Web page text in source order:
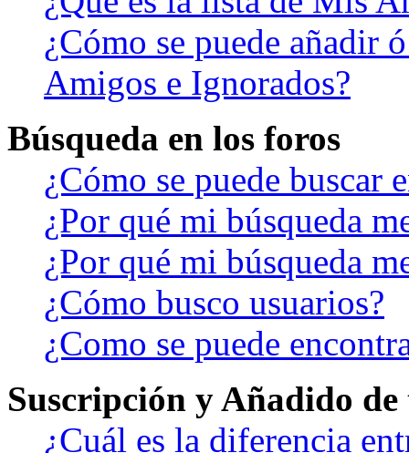
¿Cómo se puede añadir
Amigos e Ignorados?
Búsqueda en los foros
¿Cómo se puede buscar
¿Por qué mi búsqueda
¿Por qué mi búsqueda
¿Cómo busco usuarios?
¿Como se puede
Suscripción y Añadido
¿Cuál es la diferencia